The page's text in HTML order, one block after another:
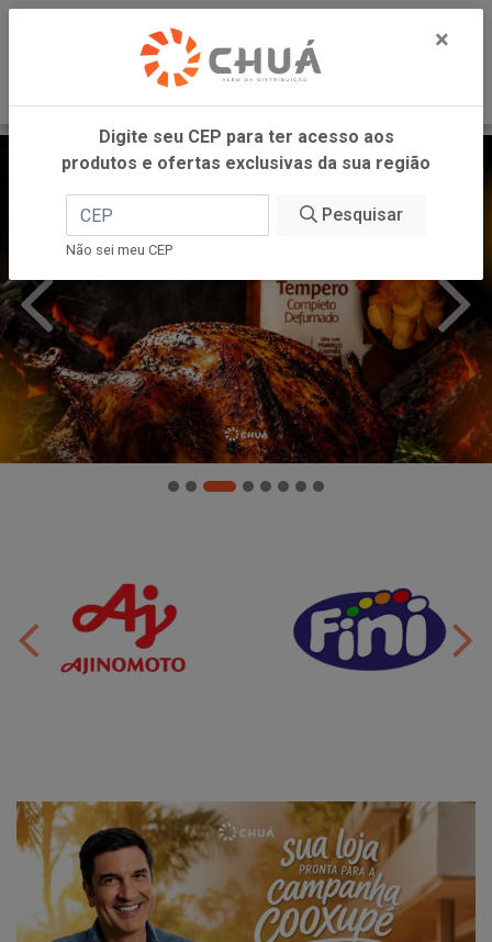
×
Digite seu CEP para ter acesso aos
produtos e ofertas exclusivas da sua região
Pesquisar
Não sei meu CEP